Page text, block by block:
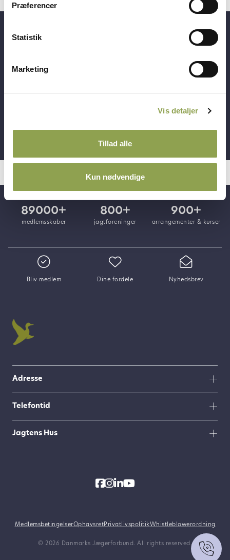
Præferencer
Statistik
Marketing
Vis detaljer
Tillad alle
Kun nødvendige
Få adgang til alt indhold &
Bliv medlem Dine fordele Nyhedsbrev
89000+
medlemsskaber
800+
jagtforeninger
900+
arrangementer & kurser
Adresse
Telefontid
Jagtens Hus
MedlemsbetingelserOphavsretPrivatlivspolitikWhistleblowerordning
© 2026 Danmarks Jægerforbund. All rights reserved.